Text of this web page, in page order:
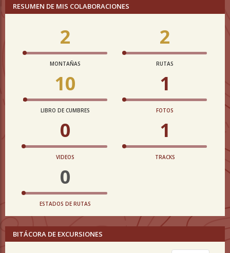
RESUMEN DE MIS COLABORACIONES
2
MONTAÑAS
2
RUTAS
10
LIBRO DE CUMBRES
1
FOTOS
0
VIDEOS
1
TRACKS
0
ESTADOS DE RUTAS
BITÁCORA DE EXCURSIONES